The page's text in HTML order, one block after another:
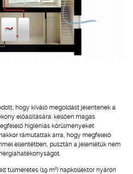
hogy kiváló megoldást jelentenek a
előállítására: kellően magas
higiéniás körülményeket
rámutattak arra, hogy megfelelő
ellentétben, pusztán a jelenlétük nem
túlméretes (19 m2) napkollektor nyáron